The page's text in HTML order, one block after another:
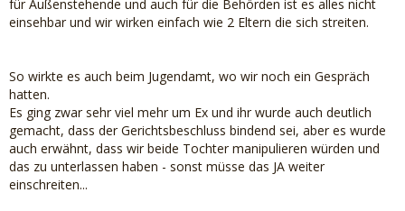
für Außenstehende und auch für die Behörden ist es alles nicht
einsehbar und wir wirken einfach wie 2 Eltern die sich streiten.
So wirkte es auch beim Jugendamt, wo wir noch ein Gespräch
hatten.
Es ging zwar sehr viel mehr um Ex und ihr wurde auch deutlich
gemacht, dass der Gerichtsbeschluss bindend sei, aber es wurde
auch erwähnt, dass wir beide Tochter manipulieren würden und
das zu unterlassen haben - sonst müsse das JA weiter
einschreiten...